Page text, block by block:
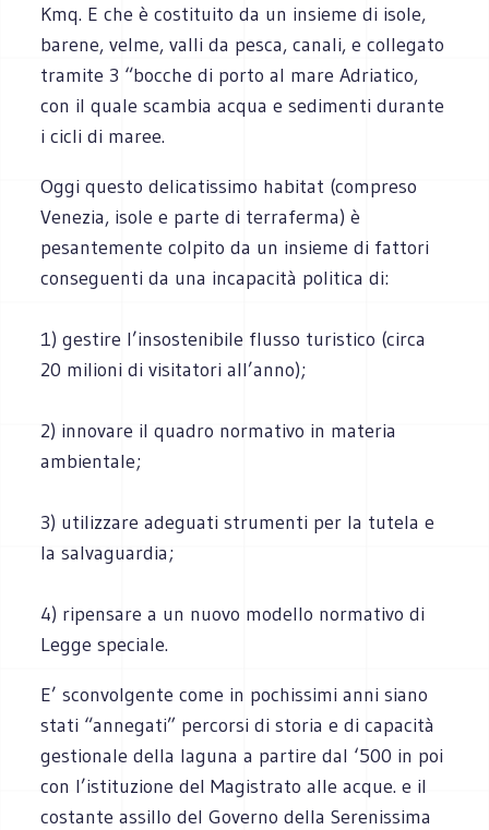
Kmq. E che è costituito da un insieme di isole,
barene, velme, valli da pesca, canali, e collegato
tramite 3 “bocche di porto al mare Adriatico,
con il quale scambia acqua e sedimenti durante
i cicli di maree.
Oggi questo delicatissimo habitat (compreso
Venezia, isole e parte di terraferma) è
pesantemente colpito da un insieme di fattori
conseguenti da una incapacità politica di:
1) gestire l’insostenibile flusso turistico (circa
20 milioni di visitatori all’anno);
2) innovare il quadro normativo in materia
ambientale;
3) utilizzare adeguati strumenti per la tutela e
la salvaguardia;
4) ripensare a un nuovo modello normativo di
Legge speciale.
E’ sconvolgente come in pochissimi anni siano
stati “annegati” percorsi di storia e di capacità
gestionale della laguna a partire dal ‘500 in poi
con l’istituzione del Magistrato alle acque. e il
costante assillo del Governo della Serenissima